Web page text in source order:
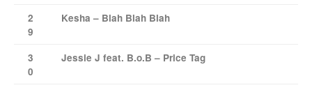
2
9
Kesha – Blah Blah Blah
3
0
Jessie J feat. B.o.B – Price Tag